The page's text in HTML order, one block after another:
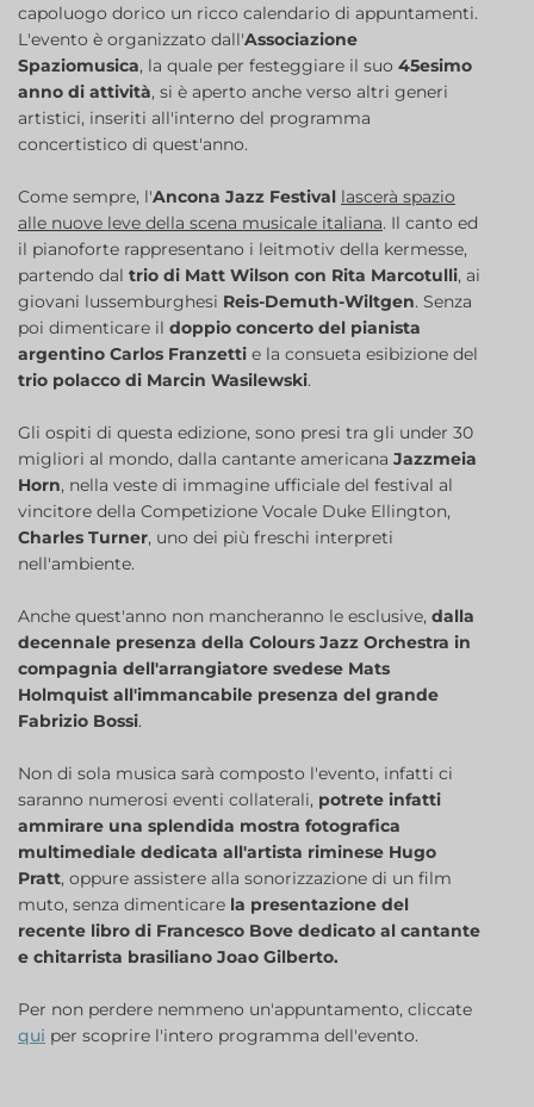
capoluogo dorico un ricco calendario di appuntamenti.
L'evento è organizzato dall'Associazione
Spaziomusica, la quale per festeggiare il suo 45esimo
anno di attività, si è aperto anche verso altri generi
artistici, inseriti all'interno del programma
concertistico di quest'anno.
Come sempre, l'Ancona Jazz Festival lascerà spazio
alle nuove leve della scena musicale italiana. Il canto ed
il pianoforte rappresentano i leitmotiv della kermesse,
partendo dal trio di Matt Wilson con Rita Marcotulli, ai
giovani lussemburghesi Reis-Demuth-Wiltgen. Senza
poi dimenticare il doppio concerto del pianista
argentino Carlos Franzetti e la consueta esibizione del
trio polacco di Marcin Wasilewski.
Gli ospiti di questa edizione, sono presi tra gli under 30
migliori al mondo, dalla cantante americana Jazzmeia
Horn, nella veste di immagine ufficiale del festival al
vincitore della Competizione Vocale Duke Ellington,
Charles Turner, uno dei più freschi interpreti
nell'ambiente.
Anche quest'anno non mancheranno le esclusive, dalla
decennale presenza della Colours Jazz Orchestra in
compagnia dell'arrangiatore svedese Mats
Holmquist all'immancabile presenza del grande
Fabrizio Bossi.
Non di sola musica sarà composto l'evento, infatti ci
saranno numerosi eventi collaterali, potrete infatti
ammirare una splendida mostra fotografica
multimediale dedicata all'artista riminese Hugo
Pratt, oppure assistere alla sonorizzazione di un film
muto, senza dimenticare la presentazione del
recente libro di Francesco Bove dedicato al cantante
e chitarrista brasiliano Joao Gilberto.
Per non perdere nemmeno un'appuntamento, cliccate
qui per scoprire l'intero programma dell'evento.